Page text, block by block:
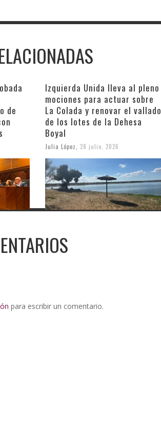
de
Izquierda Unida lleva al pleno
mociones para actuar sobre
La Colada y renovar el vallado
de los lotes de la Dehesa
Boyal
Julia López 28 julio, 2026
para escribir un comentario.